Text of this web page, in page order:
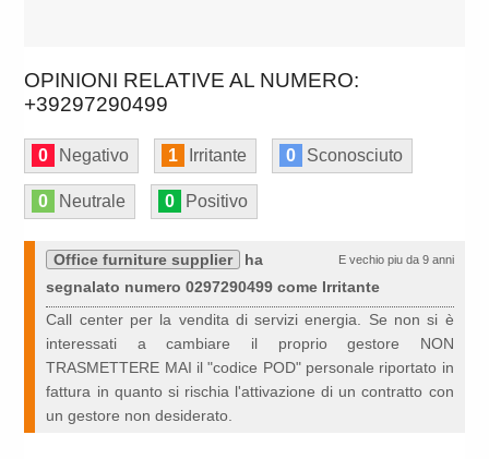
OPINIONI RELATIVE AL NUMERO:
+39297290499
0 Negativo 1 Irritante 0 Sconosciuto
0 Neutrale 0 Positivo
E vechio piu da 9 anni
Office furniture supplier
ha
segnalato numero 0297290499 come Irritante
Call center per la vendita di servizi energia. Se non si è
interessati a cambiare il proprio gestore NON
TRASMETTERE MAI il "codice POD" personale riportato in
fattura in quanto si rischia l'attivazione di un contratto con
un gestore non desiderato.